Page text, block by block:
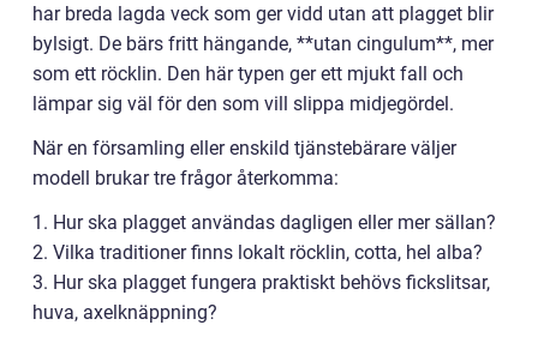
har breda lagda veck som ger vidd utan att plagget blir
bylsigt. De bärs fritt hängande, **utan cingulum**, mer
som ett röcklin. Den här typen ger ett mjukt fall och
lämpar sig väl för den som vill slippa midjegördel.
När en församling eller enskild tjänstebärare väljer
modell brukar tre frågor återkomma:
1. Hur ska plagget användas dagligen eller mer sällan?
2. Vilka traditioner finns lokalt röcklin, cotta, hel alba?
3. Hur ska plagget fungera praktiskt behövs fickslitsar,
huva, axelknäppning?